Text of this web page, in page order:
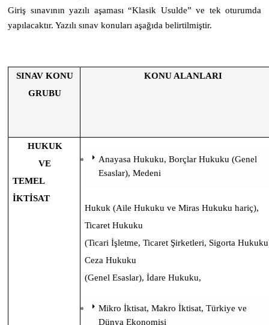
Giriş sınavının yazılı aşaması “Klasik Usulde” ve tek oturumda
yapılacaktır. Yazılı sınav konuları aşağıda belirtilmiştir.
SINAV KONU
GRUBU
KONU ALANLARI
HUKUK
VE
TEMEL
İKTİSAT
Anayasa Hukuku, Borçlar Hukuku (Genel
Esaslar), Medeni
Hukuk (Aile Hukuku ve Miras Hukuku hariç),
Ticaret Hukuku
(Ticari İşletme, Ticaret Şirketleri, Sigorta
Ceza Hukuku
(Genel Esaslar), İdare Hukuku,
Mikro İktisat, Makro İktisat, Türkiye ve
Dünya Ekonomisi